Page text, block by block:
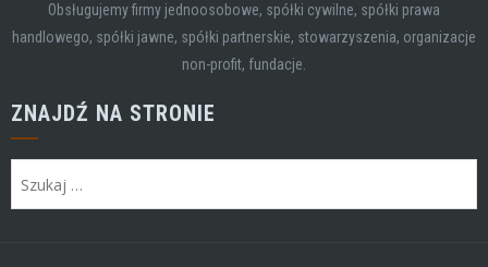
Obsługujemy firmy jednoosobowe, spółki cywilne, spółki prawa
handlowego, spółki jawne, spółki partnerskie, stowarzyszenia, organizacje
non-profit, fundacje.
ZNAJDŹ NA STRONIE